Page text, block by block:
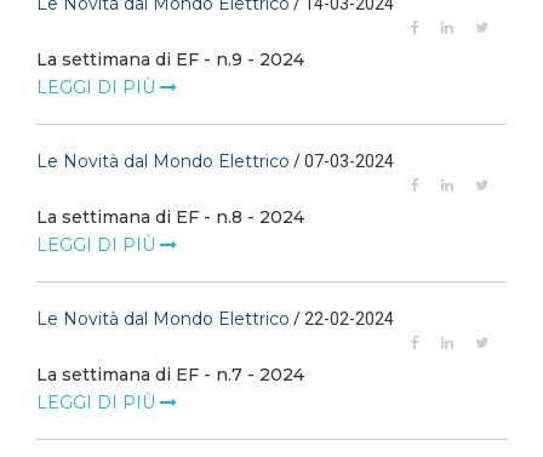
La settimana di EF - n.9 - 2024
LEGGI DI PIÙ
Le Novità dal Mondo Elettrico / 07-03-2024
La settimana di EF - n.8 - 2024
LEGGI DI PIÙ
Le Novità dal Mondo Elettrico / 22-02-2024
La settimana di EF - n.7 - 2024
LEGGI DI PIÙ